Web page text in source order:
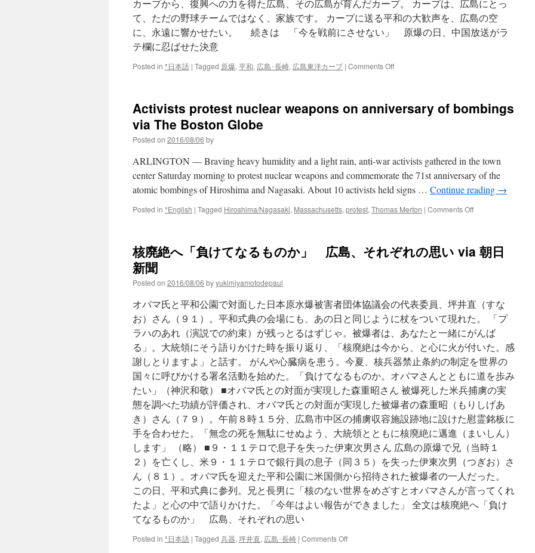
カープから、復興への力を得た広島、その広島が育んだカープ。 カープは、広島にとっ
て、ただの野球チームではなく、家族です。 カープに送る平和の大歓声を、広島の空
に、永遠に響かせたい。 続きは 「今を戦前にさせない」 原爆の日、中国放送がラ
テ欄に忍ばせた決意
Posted in *日本語 | Tagged 原爆, 平和, 広島･長崎, 広島東洋カープ | Comments Offon
前
い」
原
の
日、
中
送
が
に
忍
ば
た
決
意
via
WithNews
Activists protest nuclear weapons on anniversary of bombings
via The Boston Globe
Posted on 2016/08/06 by
ARLINGTON — Braving heavy humidity and a light rain, anti-war activists gathered in the town
center Saturday morning to protest nuclear weapons and commemorate the 71st anniversary of the
atomic bombings of Hiroshima and Nagasaki. About 10 activists held signs … Continue reading →
Posted in *English | Tagged Hiroshima/Nagasaki, Massachusetts, protest, Thomas Merton | Comments Offon
weapons
via
The
Boston
Globe
核廃絶へ「負けてなるものか」 広島、それぞれの思い via 朝日
新聞
Posted on 2016/08/06 byyukimiyamotodepaul
オバマ氏と平和公園で対面した日本原水爆被害者団体協議会の代表委員、坪井直（すな
お）さん（９１）。平和式典の会場にも、あの日と同じように杖をついて現れた。 「プ
ラハのあれ（演説での約束）が残っとるはずじゃ。被爆者は、あなたと一緒にがんば
る」。大統領にそう語りかけた時を振り返り、「核廃絶は今から、と心に火が付いた。感
謝しとりますよ」と話す。 がんや心臓病を患う。今夏、核兵器禁止条約の制定を世界の
国々に呼びかける署名活動を始めた。「負けてなるものか。オバマさんとともに道を歩み
たい」（神沢和敬） ■オバマ氏との対面が実現した森重昭さん 被爆死した米兵捕虜の実
態を調べた功績が評価され、オバマ氏との対面が実現した被爆者の森重昭（もりしげあ
き）さん（７９）。午前８時１５分、広島市中区の捕虜収容施設跡地に設けた慰霊銘板に
手を合わせた。「無念の死を無駄にせぬよう、大統領とともに核廃絶に邁進（まいしん）
します」 （略） ■９・１１テロで息子を失った伊東次男さん 広島の原爆で兄（当時１
２）を亡くし、米９・１１テロで銀行員の息子（同３５）を失った伊東次男（つぎお）さ
ん（８１）。オバマ氏を迎えた平和公園に米国側から招待された被爆者の一人だった。
この日、平和式典に参列。兄と長男に「核のない世界をめざすとオバマさんが言ってくれ
たよ」と心の中で語りかけた。「今年はよい報告ができました」 全文は核廃絶へ「負け
てなるものか」 広島、それぞれの思い
Posted in *日本語 | Tagged 兵器, 坪井直, 広島･長崎 | Comments Offon